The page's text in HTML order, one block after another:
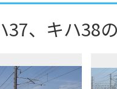
37、キハ38